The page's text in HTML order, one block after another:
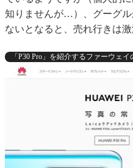
知りませんが…）、グーグル
ないとなると、売れ行きは
「P30 Pro」を紹介するファーウェイ